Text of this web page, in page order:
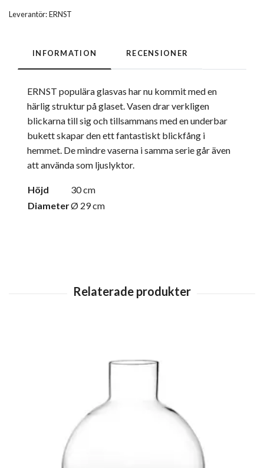
Leverantör:ERNST
INFORMATION RECENSIONER
ERNST populära glasvas har nu kommit med en
härlig struktur på glaset. Vasen drar verkligen
blickarna till sig och tillsammans med en underbar
bukett skapar den ett fantastiskt blickfång i
hemmet. De mindre vaserna i samma serie går även
att använda som ljuslyktor.
Höjd
30 cm
DiameterØ 29 cm